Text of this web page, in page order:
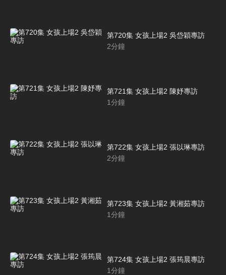
第720集 女孩上場2 吳岱穎專訪
2分鐘
第721集 女孩上場2 陳妤專訪
1分鐘
第722集 女孩上場2 張以琳專訪
2分鐘
第723集 女孩上場2 黃湘茹專訪
1分鐘
第724集 女孩上場2 張筠晨專訪
1分鐘